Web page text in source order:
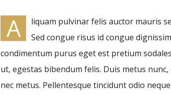
A
liquam pulvinar felis auctor mauris
Sed congue risus id congue
condimentum purus eget est pretium
ut, egestas bibendum felis. Duis metus
nec metus. Pellentesque tincidunt odio